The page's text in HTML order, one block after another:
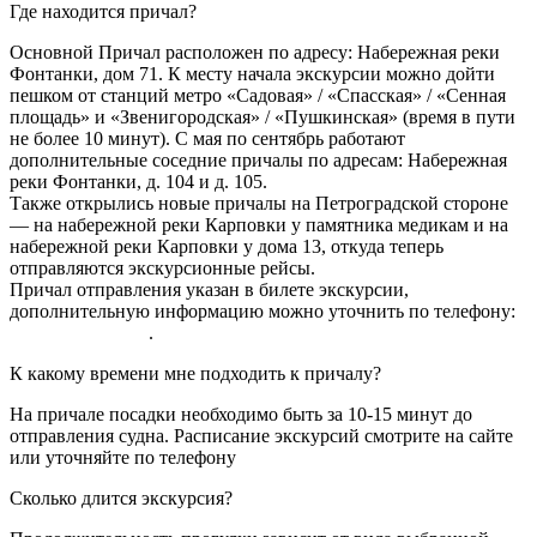
Где находится причал?
Основной Причал расположен по адресу: Набережная реки
Фонтанки, дом 71. К месту начала экскурсии можно дойти
пешком от станций метро «Садовая» / «Спасская» / «Сенная
площадь» и «Звенигородская» / «Пушкинская» (время в пути
не более 10 минут). С мая по сентябрь работают
дополнительные соседние причалы по адресам: Набережная
реки Фонтанки, д. 104 и д. 105.
Также открылись новые причалы на Петроградской стороне
— на набережной реки Карповки у памятника медикам и на
набережной реки Карповки у дома 13, откуда теперь
отправляются экскурсионные рейсы.
Причал отправления указан в билете экскурсии,
дополнительную информацию можно уточнить по телефону:
.
К какому времени мне подходить к причалу?
На причале посадки необходимо быть за 10-15 минут до
отправления судна. Расписание экскурсий смотрите на сайте
или уточняйте по телефону
Сколько длится экскурсия?